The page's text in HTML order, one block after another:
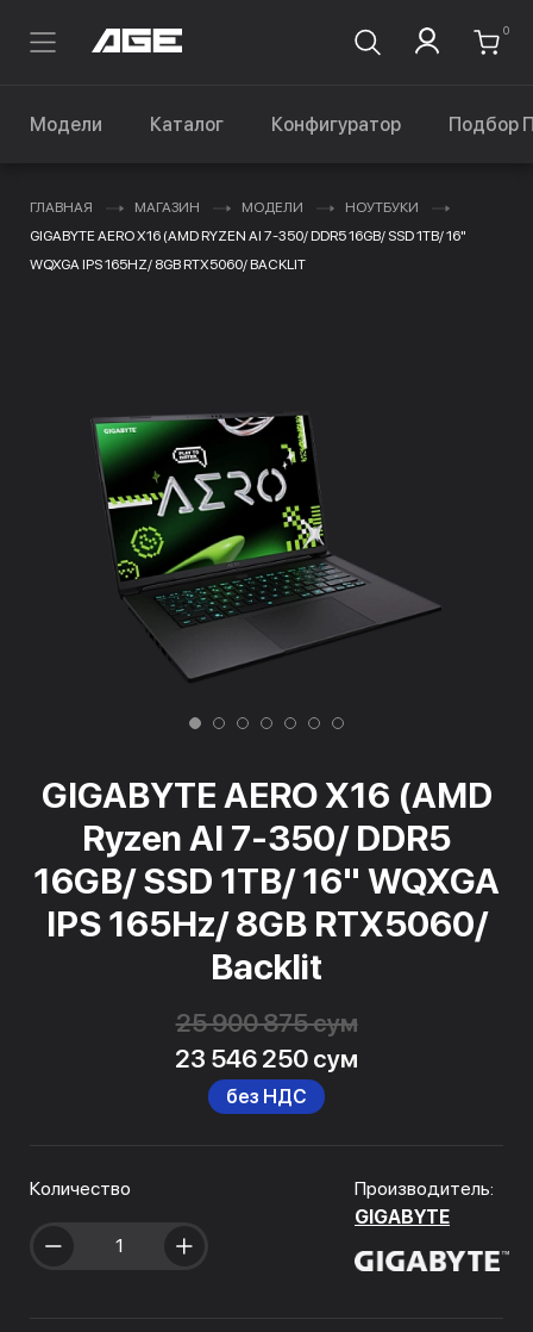
0
Модели Каталог Конфигуратор Подбор
ГЛАВНАЯ МАГАЗИН МОДЕЛИ
НОУТБУКИ
GIGABYTE AERO X16 (AMD RYZEN AI 7-350/ DDR5 16GB/ SSD 1TB/ 16"
WQXGA IPS 165HZ/ 8GB RTX5060/ BACKLIT
GIGABYTE AERO X16 (AMD
Ryzen AI 7-350/ DDR5
16GB/ SSD 1TB/ 16" WQXGA
IPS 165Hz/ 8GB RTX5060/
Backlit
25 900 875 сум
23 546 250 сум
без НДС
Количество
Производитель:
GIGABYTE